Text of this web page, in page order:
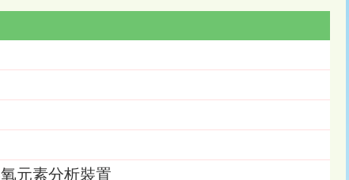
元素分析裝置